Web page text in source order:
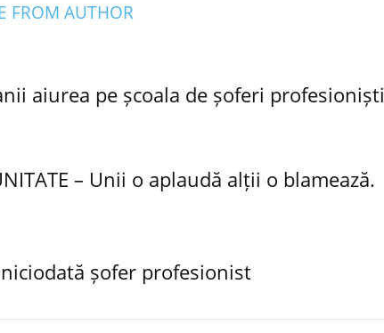
FROM AUTHOR
aiurea pe școala de șoferi profesioniști
– Unii o aplaudă alții o blamează.
șofer profesionist